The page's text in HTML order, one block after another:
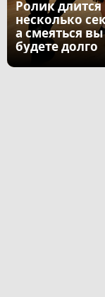
Ролик длится
несколько
а смеяться вы
будете долго